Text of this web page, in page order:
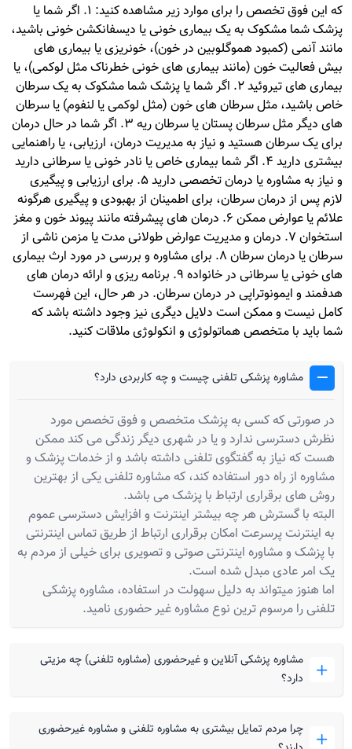
که این فوق تخصص را برای موارد زیر مشاهده کنید: 1. اگر شما یا
پزشک شما مشکوک به یک بیماری خونی یا دیسفانکشن خونی باشید،
مانند آنمی (کمبود هموگلوبین در خون)، خونریزی یا بیماری های
بیش فعالیت خون (مانند بیماری های خونی خطرناک مثل لوکمی)، یا
بیماری های تیروئید 2. اگر شما یا پزشک شما مشکوک به یک سرطان
خاص باشید، مثل سرطان های خون (مثل لوکمی یا لنفوم) یا سرطان
های دیگر مثل سرطان پستان یا سرطان ریه 3. اگر شما در حال درمان
برای یک سرطان هستید و نیاز به مدیریت درمان، ارزیابی، یا راهنمایی
بیشتری دارید 4. اگر شما بیماری خاص یا نادر خونی یا سرطانی دارید
و نیاز به مشاوره یا درمان تخصصی دارید 5. برای ارزیابی و پیگیری
لازم پس از درمان سرطان، برای اطمینان از بهبودی و پیگیری هرگونه
علائم یا عوارض ممکن 6. درمان های پیشرفته مانند پیوند خون و مغز
استخوان 7. درمان و مدیریت عوارض طولانی مدت یا مزمن ناشی از
سرطان یا درمان سرطان 8. برای مشاوره و بررسی در مورد ارث بیماری
های خونی یا سرطانی در خانواده 9. برنامه ریزی و ارائه درمان های
هدفمند و ایمونوتراپی در درمان سرطان. در هر حال، این فهرست
کامل نیست و ممکن است دلایل دیگری نیز وجود داشته باشد که
شما باید با متخصص هماتولوژی و انکولوژی ملاقات کنید.
مشاوره پزشکی تلفنی چیست و چه کاربردی دارد؟
در صورتی که کسی به پزشک متخصص و فوق تخصص مورد
نظرش دسترسی ندارد و یا در شهری دیگر زندگی می کند ممکن
هست که نیاز به گفتگوی تلفنی داشته باشد و از خدمات پزشک و
مشاوره از راه دور استفاده کند، که مشاوره تلفنی یکی از بهترین
روش های برقراری ارتباط با پزشک می باشد.
البته با گسترش هر چه بیشتر اینترنت و افزایش دسترسی عموم
به اینترنت پرسرعت امکان برقراری ارتباط از طریق تماس اینترنتی
با پزشک و مشاوره اینترنتی صوتی و تصویری برای خیلی از مردم به
یک امر عادی مبدل شده است.
اما هنوز میتواند به دلیل سهولت در استفاده، مشاوره پزشکی
تلفنی را مرسوم ترین نوع مشاوره غیر حضوری نامید.
مشاوره پزشکی آنلاین و غیرحضوری (مشاوره تلفنی) چه مزیتی
دارد؟
چرا مردم تمایل بیشتری به مشاوره تلفنی و مشاوره غیرحضوری